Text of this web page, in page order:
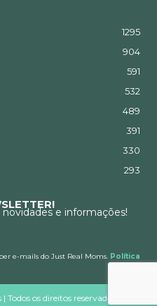
1295
904
591
532
489
391
330
293
e informações!
e-mails do Just Real Moms. Política
os direitos reservados.